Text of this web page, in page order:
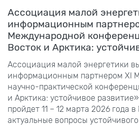
Ассоциация малой
информационным
Международной
Восток и Арктика:
Ассоциация малой энергетики
информационным партнером XI
научно-практической
и Арктика: устойчивое
пройдет 11 – 12 марта 2026 года
актуальные вопросы